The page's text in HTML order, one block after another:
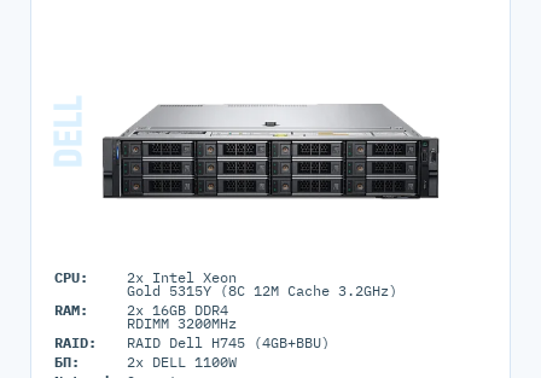
CPU: 2x Intel Xeon
Gold 5315Y (8C 12M Cache 3.2GHz)
RAM:
2x 16GB DDR4
RDIMM 3200MHz
RAID:
RAID Dell H745 (4GB+BBU)
БП:
2x DELL 1100W